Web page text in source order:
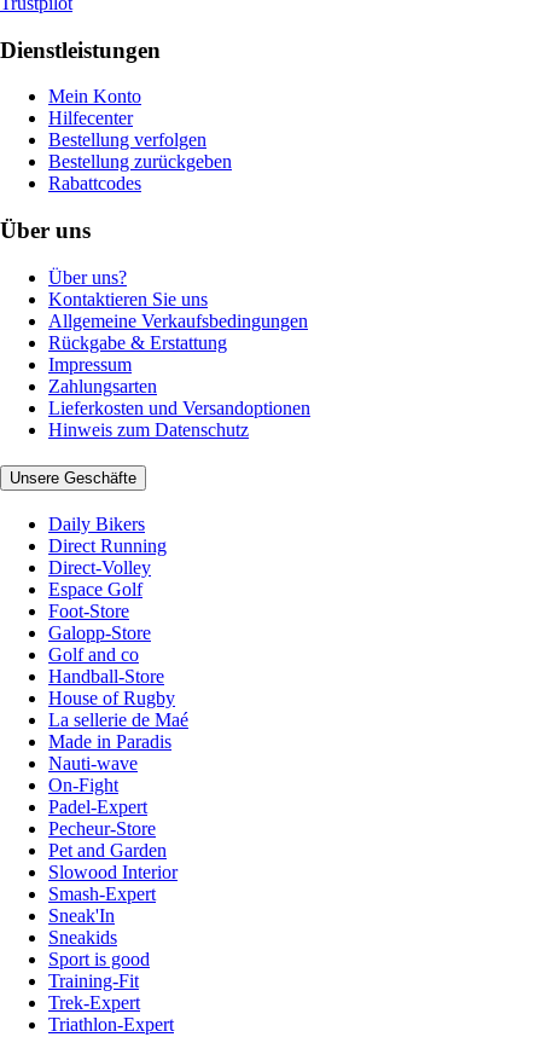
Dienstleistungen
Mein Konto
Hilfecenter
Bestellung verfolgen
Bestellung zurückgeben
Rabattcodes
Über uns
Über uns?
Kontaktieren Sie uns
Allgemeine Verkaufsbedingungen
Rückgabe & Erstattung
Impressum
Zahlungsarten
Lieferkosten und Versandoptionen
Hinweis zum Datenschutz
Unsere Geschäfte
Daily Bikers
Direct Running
Direct-Volley
Espace Golf
Foot-Store
Galopp-Store
Golf and co
Handball-Store
House of Rugby
La sellerie de Maé
Made in Paradis
Nauti-wave
On-Fight
Padel-Expert
Pecheur-Store
Pet and Garden
Slowood Interior
Smash-Expert
Sneak'In
Sneakids
Sport is good
Training-Fit
Trek-Expert
Triathlon-Expert